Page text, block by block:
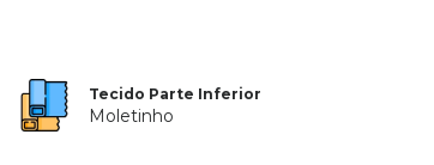
Tecido Parte Inferior
Moletinho